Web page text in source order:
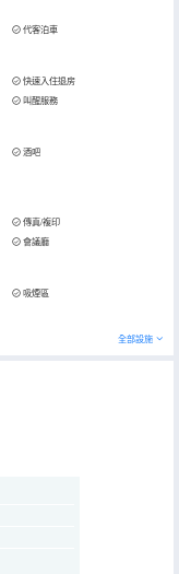
代客泊車
快速入住退房
叫醒服務
酒吧
傳真/複印
會議廳
吸煙區
全部設施